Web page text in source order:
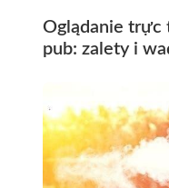
Oglądanie trực
pub: zalety i